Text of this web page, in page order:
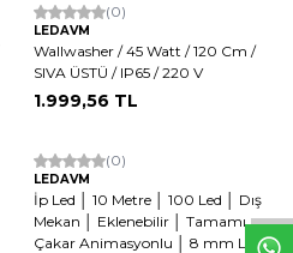
WhtsappDeseHatt
(0)
LEDAVM
Wallwasher / 45 Watt / 120 Cm /
SIVA ÜSTÜ / IP65 / 220 V
1.999,56 TL
(0)
LEDAVM
İp Led │ 10 Metre │ 100 Led │ Dış
Mekan │ Eklenebilir │ Tamamı
Çakar Animasyonlu │ 8 mm Led